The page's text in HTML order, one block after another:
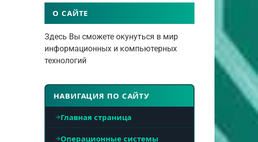
О САЙТЕ
Здесь Вы сможете окунуться в мир
информационных и компьютерных
технологий
НАВИГАЦИЯ ПО САЙТУ
Главная страница
Операционные системы